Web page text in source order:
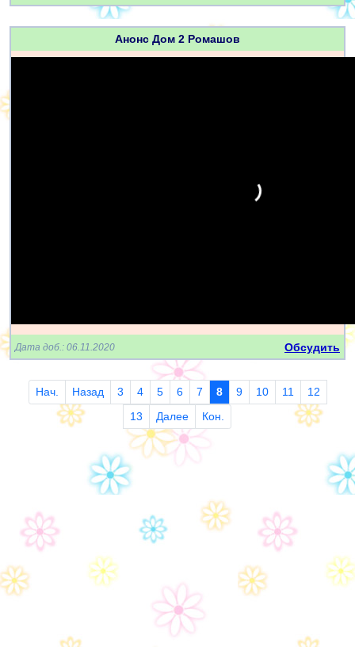
Анонс Дом 2 Ромашов
Дата доб.: 06.11.2020 Обсудить
Нач. Назад 3 4 5 6 7 8 9 10 11
12
13
Далее Кон.